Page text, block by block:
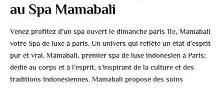
au Spa Mamabali
Venez profitez d’un spa ouvert le dimanche paris 11e, Mamabali
votre Spa de luxe à paris. Un univers qui reflète un état d’esprit
pur et vrai. Mamabali, premier spa de luxe indonésien à Paris;
dédié au corps et à l’esprit, s’inspirant de la culture et des
traditions Indonésiennes. Mamabali propose des soins